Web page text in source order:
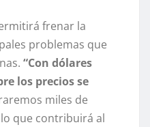
frenar la
problemas que
“Con dólares
los precios se
miles de
que contribuirá al